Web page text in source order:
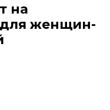
на
для женщин-